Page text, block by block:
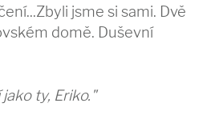
jsme si sami. Dvě
domě. Duševní
ty, Eriko."